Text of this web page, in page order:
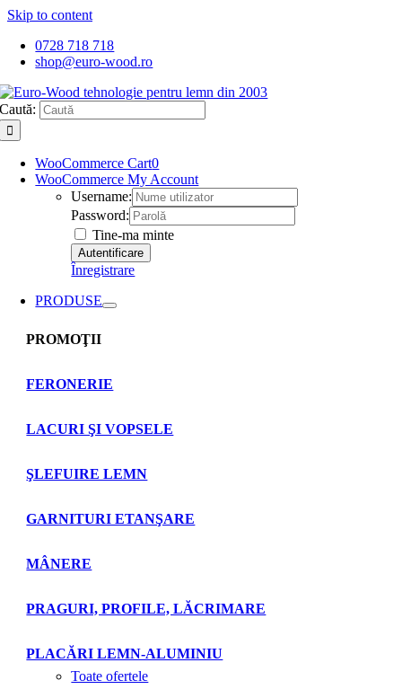
Skip to content
0728 718 718
shop@euro-wood.ro
Caută:
WooCommerce Cart0
WooCommerce My Account
Username:
Password:
Tine-ma minte
Înregistrare
PRODUSE
PROMOŢII
FERONERIE
LACURI ŞI VOPSELE
ŞLEFUIRE LEMN
GARNITURI ETANŞARE
MÂNERE
PRAGURI, PROFILE, LĂCRIMARE
PLACĂRI LEMN-ALUMINIU
Toate ofertele